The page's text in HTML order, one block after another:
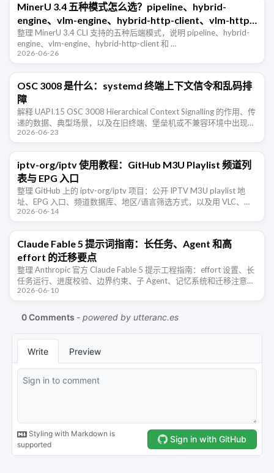
MinerU 3.4 五种模式怎么选？pipeline、hybrid-
engine、vlm-engine、hybrid-http-client、vlm-http-
client 一篇看懂
整理 MinerU 3.4 CLI 支持的五种后端模式，说明 pipeline、hybrid-
engine、vlm-engine、hybrid-http-client 和 …
2026-06-26
OSC 3008 是什么：systemd 终端上下文信令和乱码排
障
解释 UAPI.15 OSC 3008 Hierarchical Context Signalling 的作用、传
递的数据、典型场景，以及在旧终端、堡垒机或不兼容环境中出现乱
码时的排查和禁用方法。
2026-06-23
iptv-org/iptv 使用教程：GitHub M3U Playlist 频道列
表与 EPG 入口
整理 GitHub 上的 iptv-org/iptv 项目：公开 IPTV M3U playlist 地
址、EPG 入口、频道数据库、地区/语言筛选方式，以及用 VLC、
IINA、PotPlayer …
2026-06-14
Claude Fable 5 提示词指南：长任务、Agent 和高
effort 的迁移要点
整理 Anthropic 官方 Claude Fable 5 提示工程指南：effort 设置、长
任务运行、进度校验、边界约束、子 Agent、记忆系统和迁移注意事
项。
2026-06-10